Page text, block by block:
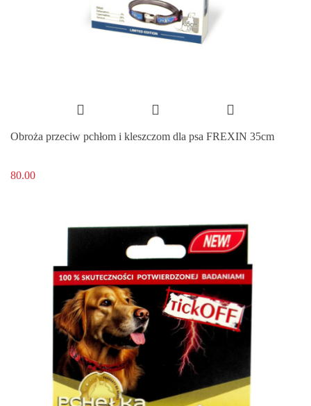
Obroża przeciw pchłom i kleszczom dla psa FREXIN 35cm
80.00